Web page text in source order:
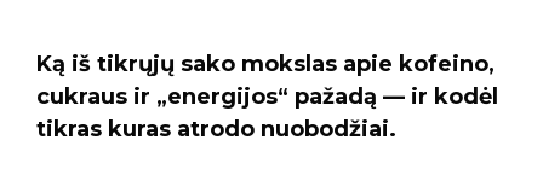
Ką iš tikrųjų sako mokslas apie kofeino,
cukraus ir „energijos“ pažadą — ir kodėl
tikras kuras atrodo nuobodžiai.